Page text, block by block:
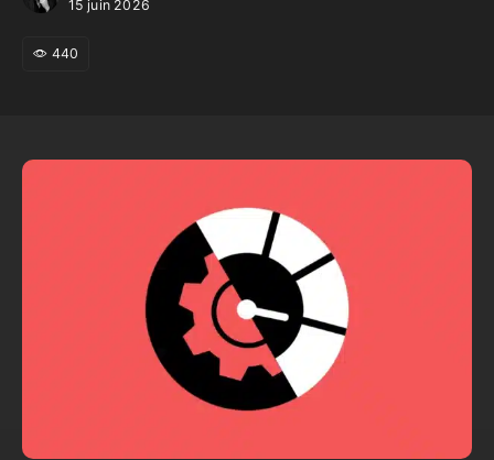
15 juin 2026
440